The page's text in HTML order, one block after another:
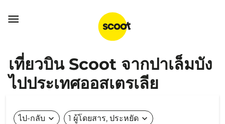

เที่ยวบิน Scoot จากปาเล็มบัง
ไปประเทศออสเตรเลีย
ไป-กลับ expand_more 1 ผู้โดยสาร, ประหยัด expand_more